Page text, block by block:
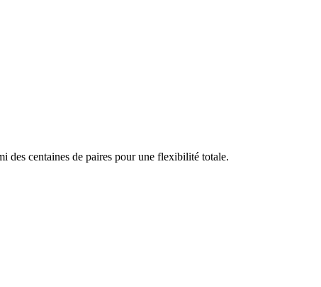
centaines de paires pour une flexibilité totale.